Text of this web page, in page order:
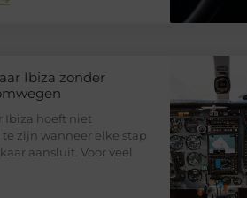
Ibiza zonder
Ibiza hoeft niet
zijn wanneer elke stap
aansluit. Voor veel